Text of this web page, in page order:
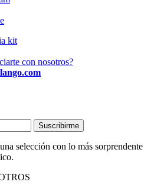
kit
con nosotros?
Suscribirme
selección con lo más sorprendente